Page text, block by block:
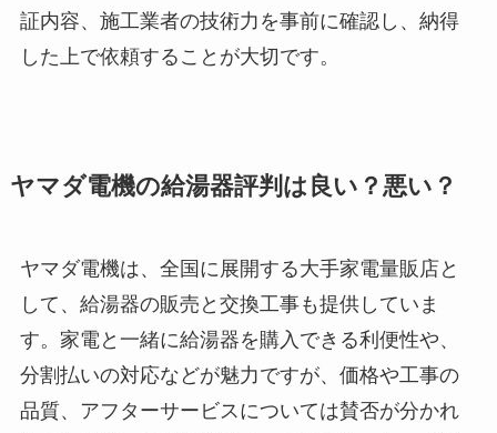
証内容、施工業者の技術力を事前に確認し、納得
した上で依頼することが大切です。
ヤマダ電機の給湯器評判は良い？悪い？
ヤマダ電機は、全国に展開する大手家電量販店と
して、給湯器の販売と交換工事も提供していま
す。家電と一緒に給湯器を購入できる利便性や、
分割払いの対応などが魅力ですが、価格や工事の
品質、アフターサービスについては賛否が分かれ